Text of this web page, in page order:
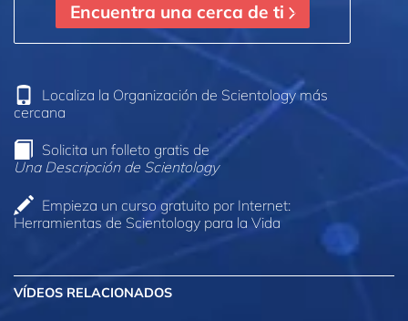
Encuentra una cerca de ti
Localiza la Organización de Scientology más
cercana
Solicita un folleto gratis de
Una Descripción de Scientology
Empieza un curso gratuito por Internet:
Herramientas de Scientology para la Vida
VÍDEOS RELACIONADOS